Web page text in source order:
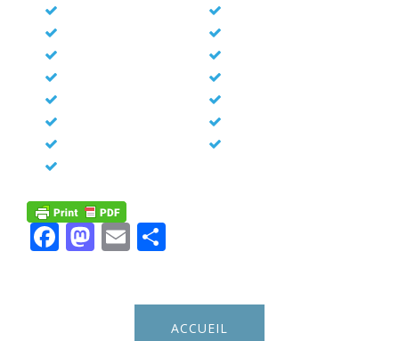
Facebook
Mastodon
Email
ACCUEIL